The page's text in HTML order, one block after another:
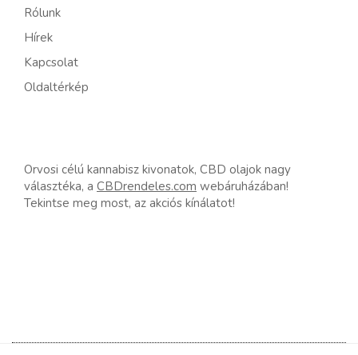
Rólunk
Hírek
Kapcsolat
Oldaltérkép
Orvosi célú kannabisz kivonatok, CBD olajok nagy
választéka, a CBDrendeles.com webáruházában!
Tekintse meg most, az akciós kínálatot!